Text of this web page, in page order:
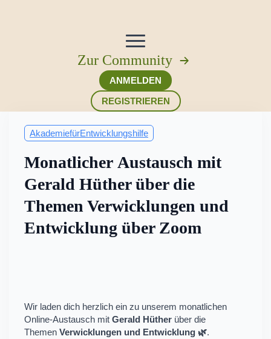
Zur Community
ANMELDEN
REGISTRIEREN
AkademiefürEntwicklungshilfe
Monatlicher Austausch mit
Gerald Hüther über die
Themen Verwicklungen und
Entwicklung über Zoom
Wir laden dich herzlich ein zu unserem monatlichen
Online-Austausch mit Gerald Hüther über die
Themen Verwicklungen und Entwicklung 🌿.